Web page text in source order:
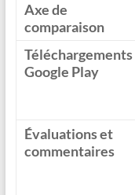
Axe de
comparaison
Téléchargements
Google Play
Évaluations et
commentaires